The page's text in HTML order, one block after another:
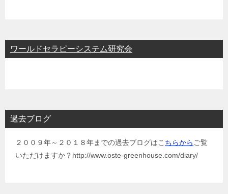
ワールドセラピーシステム研究会
過去ブログ
２００９年～２０１８年までの過去ブログはこ ちらから ご覧
いただけますか？http://www.oste-greenhouse.com/diary/